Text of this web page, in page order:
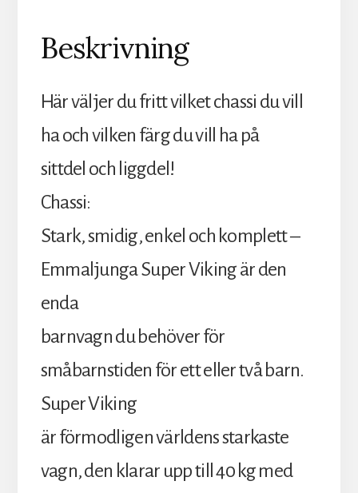
Beskrivning
Här väljer du fritt vilket chassi du vill
ha och vilken färg du vill ha på
sittdel och liggdel!
Chassi:
Stark, smidig, enkel och komplett –
Emmaljunga Super Viking är den
enda
barnvagn du behöver för
småbarnstiden för ett eller två barn.
Super Viking
är förmodligen världens starkaste
vagn, den klarar upp till 40 kg med